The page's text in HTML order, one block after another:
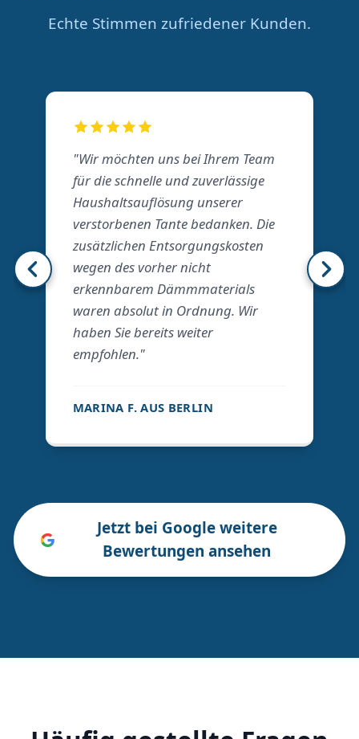
Echte Stimmen zufriedener Kunden.
"Wir möchten uns bei Ihrem Team
für die schnelle und zuverlässige
Haushaltsauflösung unserer
verstorbenen Tante bedanken. Die
zusätzlichen Entsorgungskosten
wegen des vorher nicht
erkennbarem Dämmmaterials
waren absolut in Ordnung. Wir
haben Sie bereits weiter
empfohlen."
MARINA F. AUS BERLIN
Jetzt bei Google weitere
Bewertungen ansehen